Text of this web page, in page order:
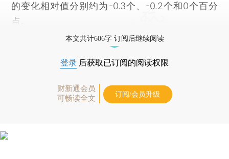
的变化相对值分别约为-0.3个、-0.2个和0个百分
点。
本文共计606字 订阅后继续阅读
登录 后获取已订阅的阅读权限
财新通会员
可畅读全文
订阅/会员升级